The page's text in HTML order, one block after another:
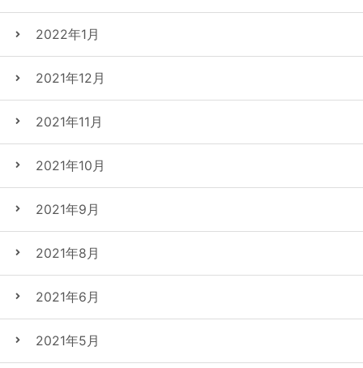
2022年1月
2021年12月
2021年11月
2021年10月
2021年9月
2021年8月
2021年6月
2021年5月